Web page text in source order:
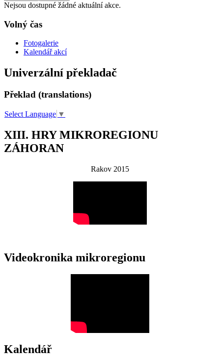
Nejsou dostupné žádné aktuální akce.
Volný čas
Fotogalerie
Kalendář akcí
Univerzální překladač
Překlad (translations)
Select Language ▼
XIII. HRY MIKROREGIONU
ZÁHORAN
Rakov 2015
Videokronika mikroregionu
Kalendář